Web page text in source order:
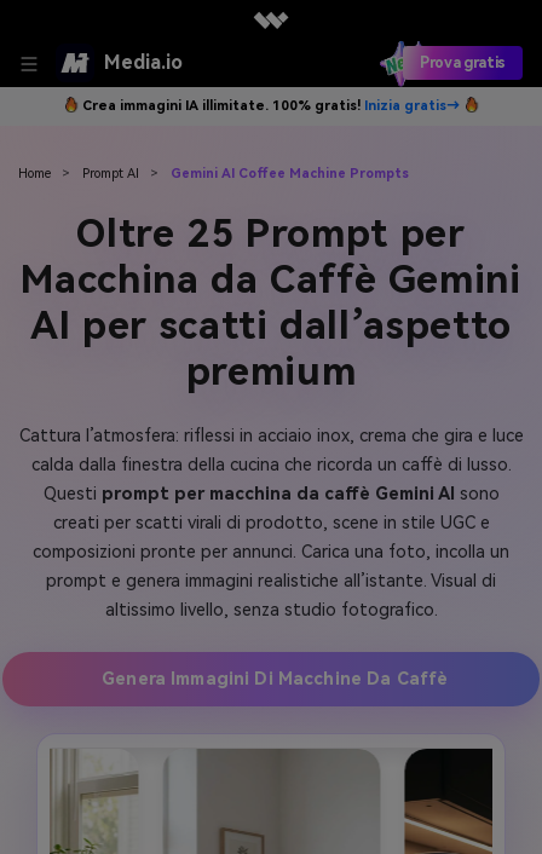
Media.io Prova gratis
Crea immagini IA illimitate. 100% gratis! Inizia gratis→
Home > Prompt AI > Gemini AI Coffee Machine Prompts
Oltre 25 Prompt per
Macchina da Caffè Gemini
AI per scatti dall’aspetto
premium
Cattura l’atmosfera: riflessi in acciaio inox, crema che gira e luce
calda dalla finestra della cucina che ricorda un caffè di lusso.
Questi prompt per macchina da caffè Gemini AI sono
creati per scatti virali di prodotto, scene in stile UGC e
composizioni pronte per annunci. Carica una foto, incolla un
prompt e genera immagini realistiche all’istante. Visual di
altissimo livello, senza studio fotografico.
Genera Immagini Di Macchine Da Caffè